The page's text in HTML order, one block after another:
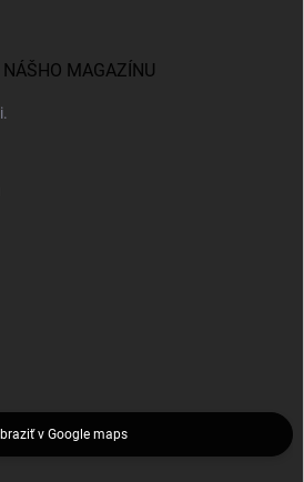
MAGAZÍNU
v Google maps